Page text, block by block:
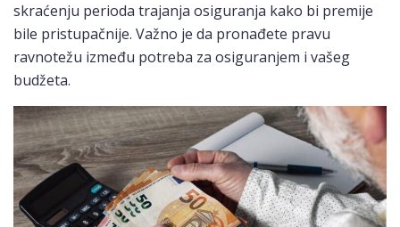
skraćenju perioda trajanja osiguranja kako bi premije
bile pristupačnije. Važno je da pronađete pravu
ravnotežu između potreba za osiguranjem i vašeg
budžeta.